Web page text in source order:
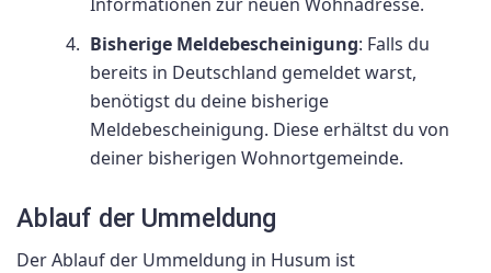
Bisherige Meldebescheinigung: Falls du
bereits in Deutschland gemeldet warst,
benötigst du deine bisherige
Meldebescheinigung. Diese erhältst du von
deiner bisherigen Wohnortgemeinde.
Ablauf der Ummeldung
Der Ablauf der Ummeldung in Husum ist